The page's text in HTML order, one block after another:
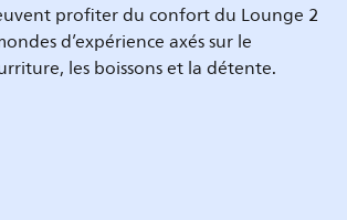
profiter du confort du Lounge 2
d’expérience axés sur le
les boissons et la détente.